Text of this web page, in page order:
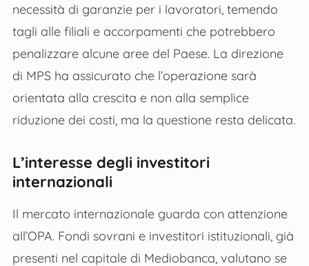
necessità di garanzie per i lavoratori, temendo
tagli alle filiali e accorpamenti che potrebbero
penalizzare alcune aree del Paese. La direzione
di MPS ha assicurato che l’operazione sarà
orientata alla crescita e non alla semplice
riduzione dei costi, ma la questione resta delicata.
L’interesse degli investitori
internazionali
Il mercato internazionale guarda con attenzione
all’OPA. Fondi sovrani e investitori istituzionali, già
presenti nel capitale di Mediobanca, valutano se